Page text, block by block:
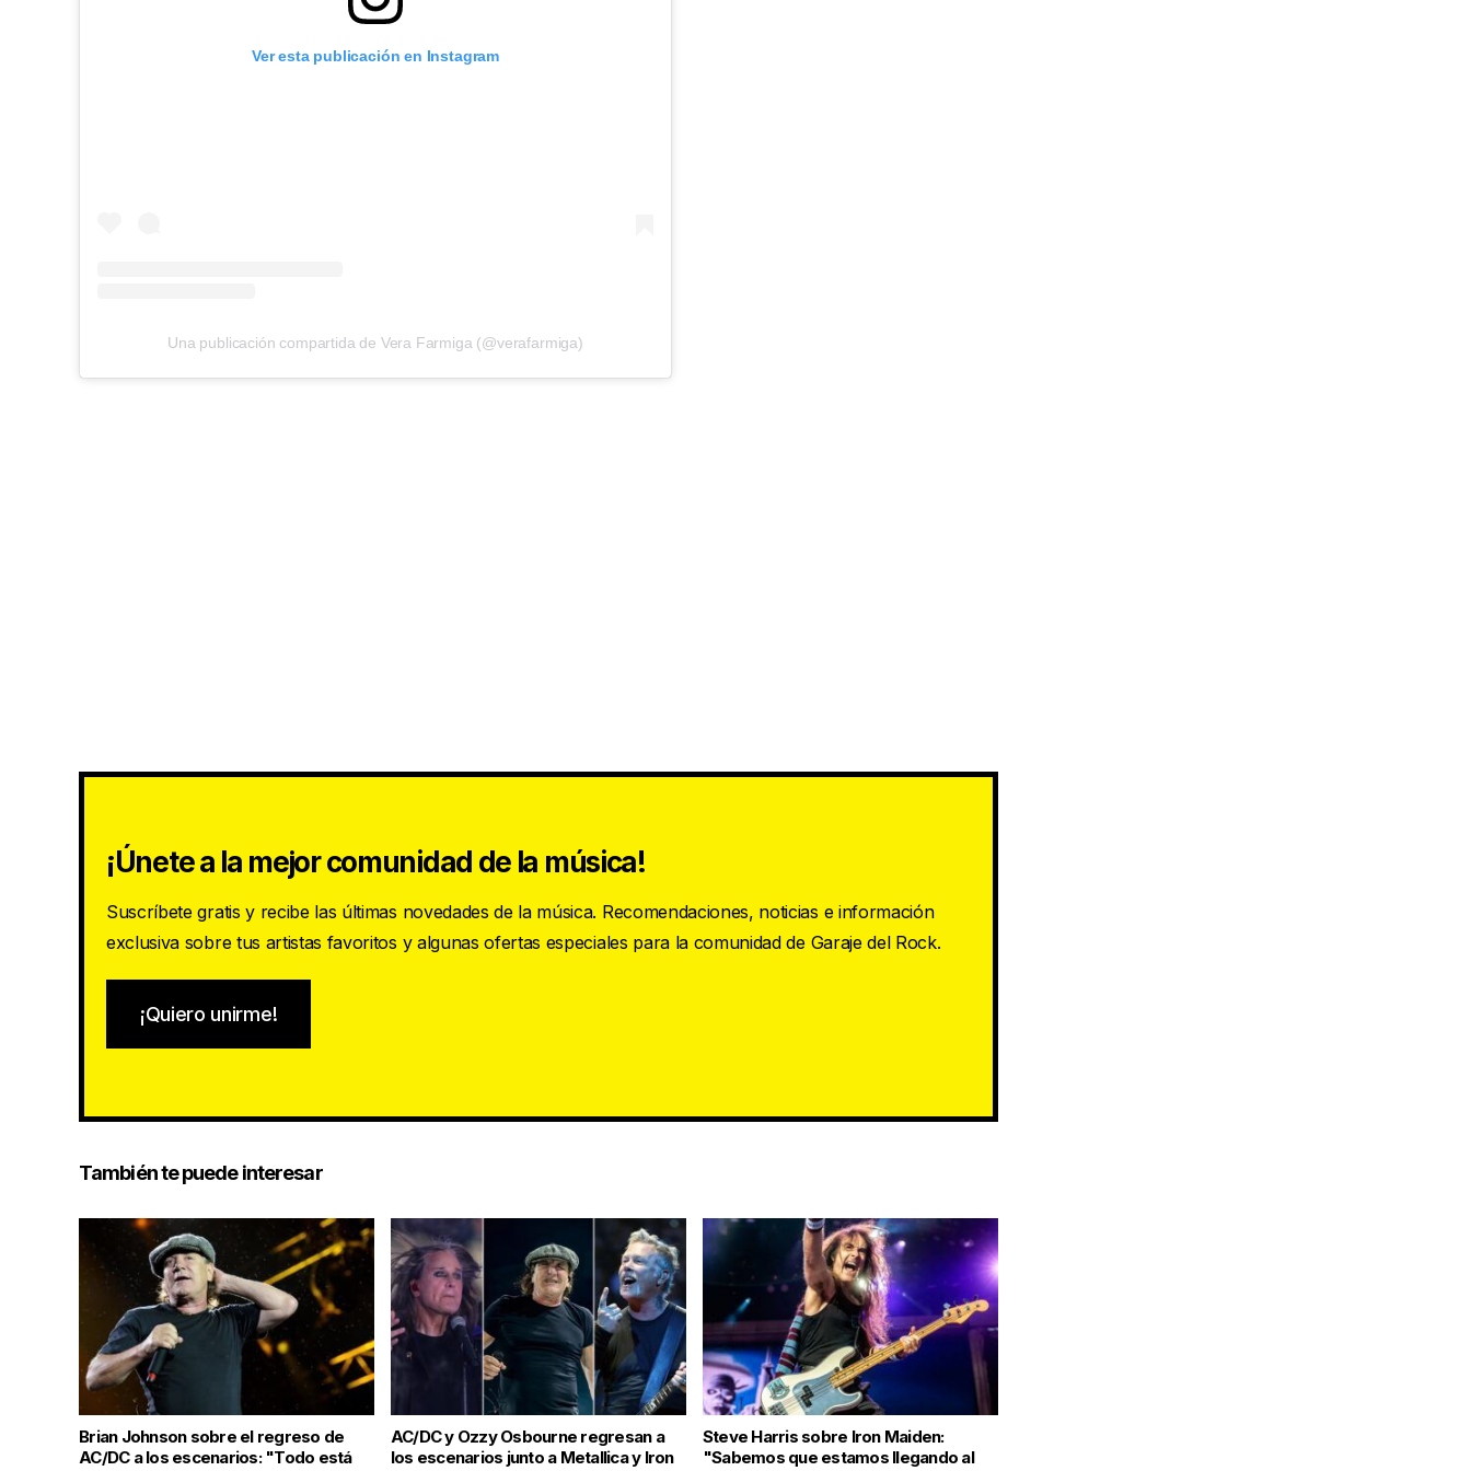
Ver esta publicación en Instagram
Una publicación compartida de Vera Farmiga (@verafarmiga)
¡Únete a la mejor comunidad de la música!
Suscríbete gratis y recibe las últimas novedades de la música. Recomendaciones, noticias e información
exclusiva sobre tus artistas favoritos y algunas ofertas especiales para la comunidad de Garaje del Rock.
¡Quiero unirme!
También te puede interesar
Brian Johnson sobre el regreso de
AC/DC a los escenarios: "Todo está
AC/DC y Ozzy Osbourne regresan a
los escenarios junto a Metallica y Iron
Steve Harris sobre Iron Maiden:
"Sabemos que estamos llegando al